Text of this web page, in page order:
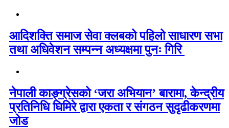
आदिशक्ति समाज सेवा क्लबको पहिलो साधारण सभा
तथा अधिवेशन सम्पन्न अध्यक्षमा पुनः गिरि
नेपाली काङ्ग्रेसको ‘जरा अभियान’ बारामा, केन्द्रीय
प्रतिनिधि घिमिरे द्वारा एकता र संगठन सुदृढीकरणमा
जोड